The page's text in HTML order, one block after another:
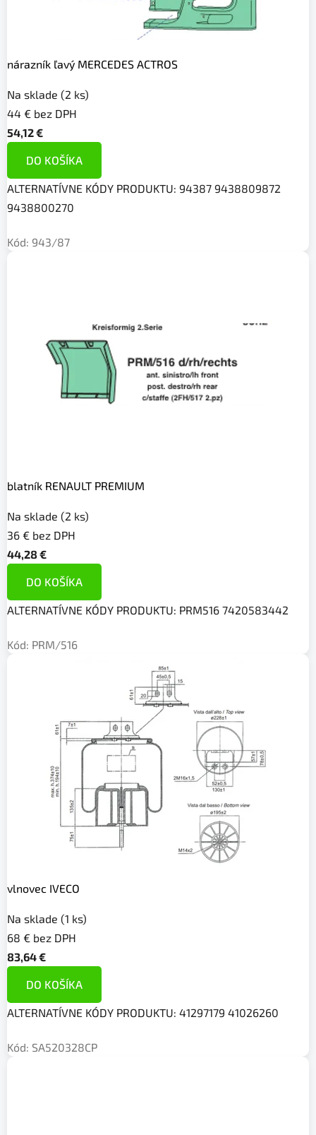
l
y
n
a
n
á
l
,
ť
a
h
a
č
e
nárazník ľavý MERCEDES ACTROS
Na sklade (2 ks)
44 € bez DPH
54,12 €
DO KOŠÍKA
ALTERNATÍVNE KÓDY PRODUKTU: 94387 9438809872
9438800270
Kód: 943/87
blatník RENAULT PREMIUM
Na sklade (2 ks)
36 € bez DPH
44,28 €
DO KOŠÍKA
ALTERNATÍVNE KÓDY PRODUKTU: PRM516 7420583442
Kód: PRM/516
vlnovec IVECO
Na sklade (1 ks)
68 € bez DPH
83,64 €
DO KOŠÍKA
ALTERNATÍVNE KÓDY PRODUKTU: 41297179 41026260
Kód: SA520328CP